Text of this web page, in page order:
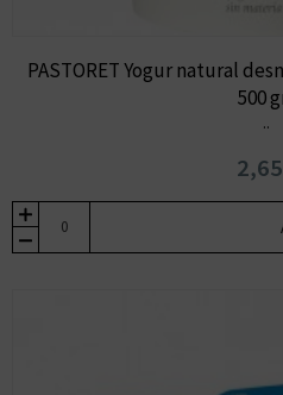
PASTORET Yogur natural
500
..